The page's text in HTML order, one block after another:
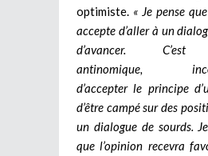
optimiste. « Je pense
accepte d’aller à un
d’avancer. C’est
antinomique,
d’accepter le principe
d’être campé sur des
un dialogue de sourds.
que l’opinion recevra